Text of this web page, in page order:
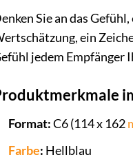
Sie an das
ein
jedem Empfänger
Format:C6 (114 x 162
Farbe: Hellblau